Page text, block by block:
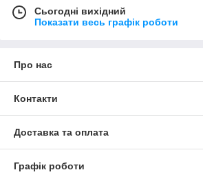
Сьогодні вихідний
Показати весь графік роботи
Про нас
Контакти
Доставка та оплата
Графік роботи